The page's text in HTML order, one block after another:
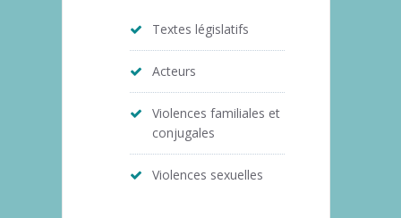
Textes législatifs
Acteurs
Violences familiales et
conjugales
Violences sexuelles